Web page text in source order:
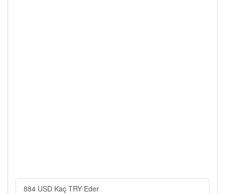
884 USD Kaç TRY Eder